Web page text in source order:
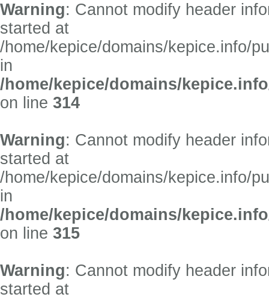
Warning: Cannot modify header
started at
/home/kepice/domains/kepice.info/
in
/home/kepice/domains/
on line 314
Warning: Cannot modify header
started at
/home/kepice/domains/kepice.info/
in
/home/kepice/domains/
on line 315
Warning: Cannot modify header
started at